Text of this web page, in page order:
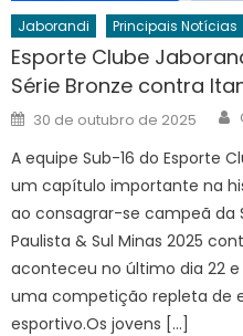
Jaborandi Principais Notícias
Esporte Clube
Série Bronze contra
Posted
on
30 de outubro de 2025
A equipe Sub-16 do Esporte
um capítulo importante na
ao consagrar-se campeã da
Paulista & Sul Minas 2025
aconteceu no último dia 22
uma competição repleta de
esportivo.Os jovens […]